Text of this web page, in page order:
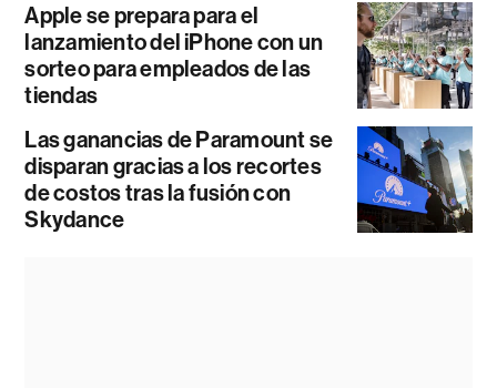
Apple se prepara para el
lanzamiento del iPhone con un
sorteo para empleados de las
tiendas
Las ganancias de Paramount se
disparan gracias a los recortes
de costos tras la fusión con
Skydance